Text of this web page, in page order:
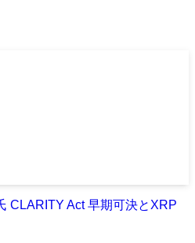
CLARITY Act 早期可決とXRP